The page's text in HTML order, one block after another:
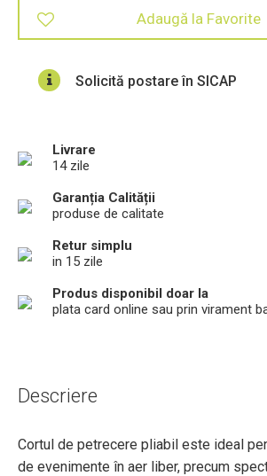
Adaugă la Favorite
Solicită postare în SICAP
Livrare
14 zile
Garanția Calității
produse de calitate
Retur simplu
in 15 zile
Produs disponibil doar la
plata card online sau prin virament
Descriere
Cortul de petrecere pliabil este ideal
de evenimente în aer liber, precum